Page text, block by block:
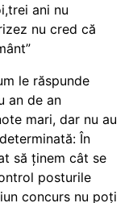
ani nu
nu cred că
le răspunde
an de an
mari, dar nu au
În
să ținem cât se
posturile
concurs nu poți